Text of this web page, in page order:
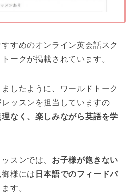
すめのオンライン英会話スク
ークが掲載されています。
したように、ワールドトーク
レッスンを担当していますの
なく、楽しみながら英語を学
スンでは、 お子様が飽きない
様には 日本語でのフィードバ
す。